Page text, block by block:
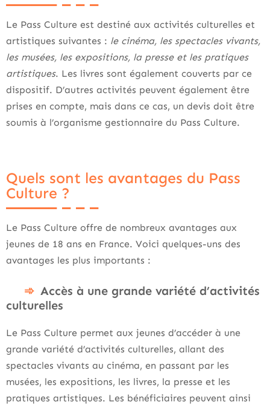
Le Pass Culture est destiné aux activités culturelles et
artistiques suivantes : le cinéma, les spectacles vivants,
les musées, les expositions, la presse et les pratiques
artistiques. Les livres sont également couverts par ce
dispositif. D’autres activités peuvent également être
prises en compte, mais dans ce cas, un devis doit être
soumis à l’organisme gestionnaire du Pass Culture.
Quels sont les avantages du Pass
Culture ?
Le Pass Culture offre de nombreux avantages aux
jeunes de 18 ans en France. Voici quelques-uns des
avantages les plus importants :
Accès à une grande variété d’activités
culturelles
Le Pass Culture permet aux jeunes d’accéder à une
grande variété d’activités culturelles, allant des
spectacles vivants au cinéma, en passant par les
musées, les expositions, les livres, la presse et les
pratiques artistiques. Les bénéficiaires peuvent ainsi